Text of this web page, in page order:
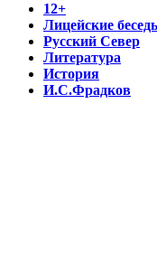
12+
Лицейские
Русский Север
Литература
История
И.С.Фрадков